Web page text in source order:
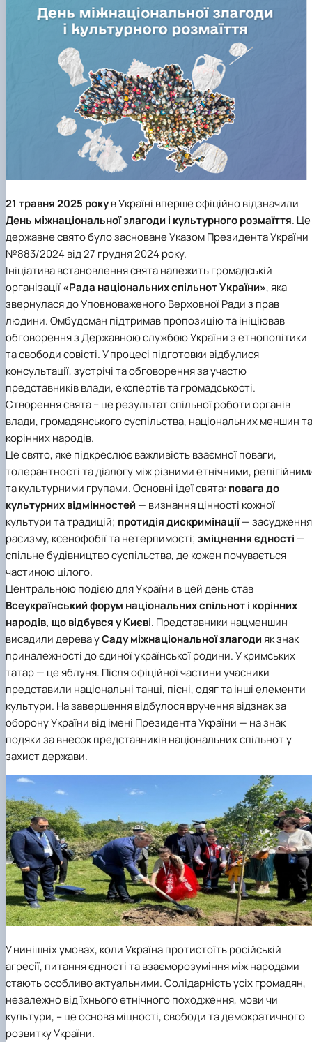
Career guidance
21 травня 2025 рокув Україні вперше офіційно відзначили
День міжнаціональної злагоди і культурного розмаїття. Це
державне свято було засноване Указом Президента України
№883/2024 від 27 грудня 2024 року.
Ініціатива встановлення свята належить громадській
організації«Рада національних спільнот України», яка
звернулася до Уповноваженого Верховної Ради з прав
людини. Омбудсман підтримав пропозицію та ініціював
обговорення з Державною службою України з етнополітики
та свободи совісті. У процесі підготовки відбулися
консультації, зустрічі та обговорення за участю
представників влади, експертів та громадськості.
Створення свята – це результат спільної роботи органів
влади, громадянського суспільства, національних меншин та
корінних народів.
Це свято, яке підкреслює важливість взаємної поваги,
толерантності та діалогу між різними етнічними,
та культурними групами. Основні ідеї свята: повага до
культурних відмінностей — визнання цінності кожної
культури та традицій; протидія дискримінації— засудження
расизму, ксенофобії та нетерпимості; зміцнення єдності —
спільне будівництво суспільства, де кожен почувається
частиною цілого.
Центральною подією для України в цей день став
Всеукраїнський форум національних спільнот і корінних
народів, що відбувся у Києві. Представники нацменшин
висадили дерева уСаду міжнаціональної злагодияк знак
приналежності до єдиної української родини. У кримських
татар — це яблуня. Після офіційної частини учасники
представили національні танці, пісні, одяг та інші елементи
культури. На завершення відбулося вручення відзнак за
оборону України від імені Президента України — на знак
подяки за внесок представників національних спільнот у
захист держави.
У нинішніх умовах, коли Україна протистоїть російській
агресії, питання єдності та взаєморозуміння між народами
стають особливо актуальними. Солідарність усіх громадян,
незалежно від їхнього етнічного походження, мови чи
культури, – це основа міцності, свободи та демократичного
розвитку України.